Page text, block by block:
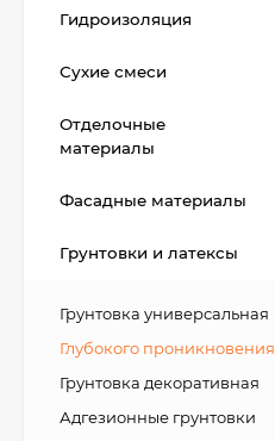
Гидроизоляция
Сухие смеси
Отделочные
материалы
Фасадные материалы
Грунтовки и латексы
Грунтовка универсальная
Глубокого проникновения
Грунтовка декоративная
Адгезионные грунтовки